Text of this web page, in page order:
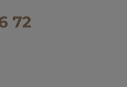
72